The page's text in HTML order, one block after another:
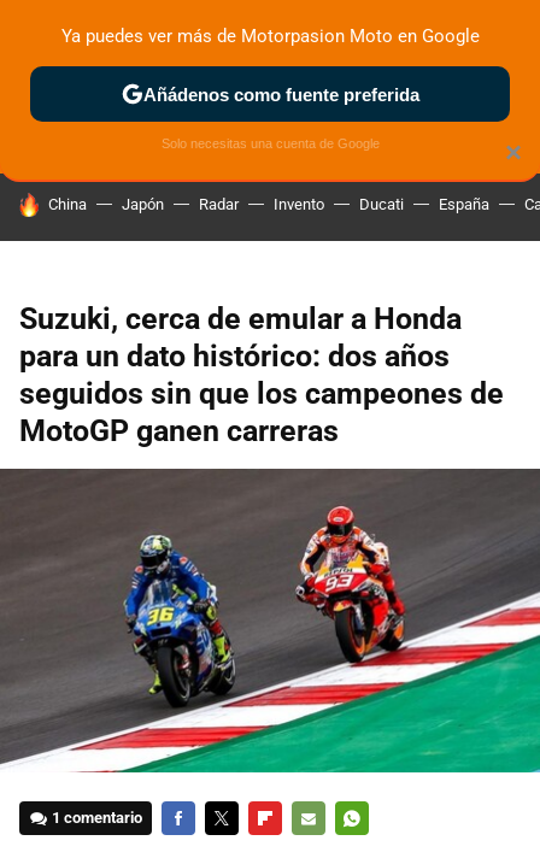
ZONA DE PRUEBAS DEPORTIVAS MOTOS ELÉCTRICAS
HOY SE HABLA DE
China Japón Radar Invento Ducati España
Suzuki, cerca de emular a Honda
para un dato histórico: dos años
seguidos sin que los campeones de
MotoGP ganen carreras
1 comentario
×
Ya puedes ver más de Motorpasion Moto en Google
Añádenos como fuente preferida
Solo necesitas una cuenta de Google